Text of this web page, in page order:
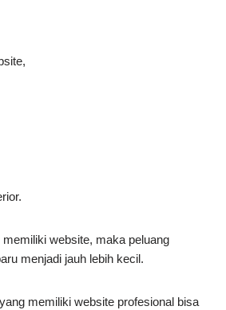
website, maka peluang
menjadi jauh lebih kecil.
memiliki website profesional bisa